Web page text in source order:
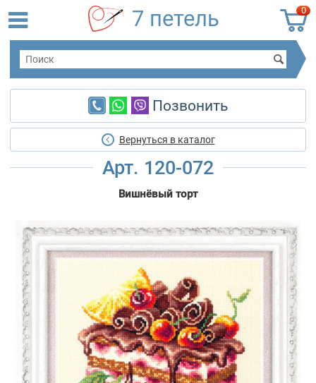
0
7 петель
Позвонить
Вернуться в каталог
Арт. 120-072
Вишнёвый торт